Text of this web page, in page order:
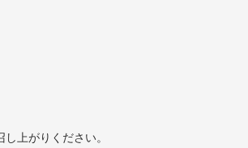
上がりください。